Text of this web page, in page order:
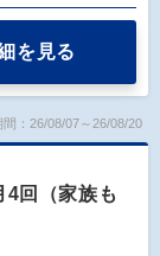
を見る
間：26/08/07～26/08/20
4回（家族も